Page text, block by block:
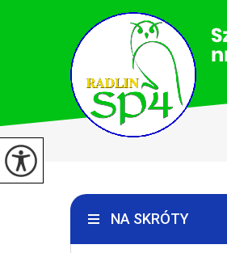
NA SKRÓTY